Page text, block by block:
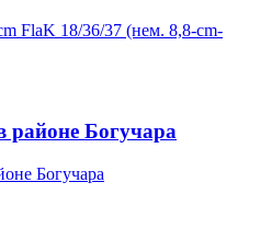
районе Богучара